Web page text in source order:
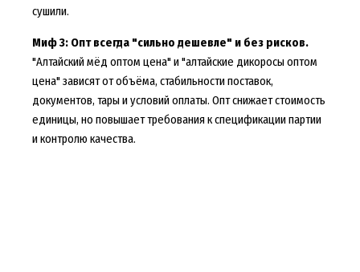
сушили.
Миф 3: Опт всегда "сильно дешевле" и без рисков.
"Алтайский мёд оптом цена" и "алтайские дикоросы оптом
цена" зависят от объёма, стабильности поставок,
документов, тары и условий оплаты. Опт снижает стоимость
единицы, но повышает требования к спецификации партии
и контролю качества.